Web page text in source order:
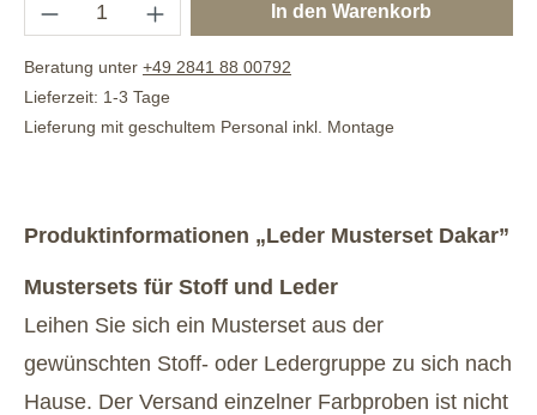
In den Warenkorb
Beratung unter +49 2841 88 00792
Lieferzeit: 1-3 Tage
Lieferung mit geschultem Personal inkl. Montage
Produktinformationen „Leder Musterset Dakar”
Mustersets für Stoff und Leder
Leihen Sie sich ein Musterset aus der
gewünschten Stoff- oder Ledergruppe zu sich nach
Hause. Der Versand einzelner Farbproben ist nicht